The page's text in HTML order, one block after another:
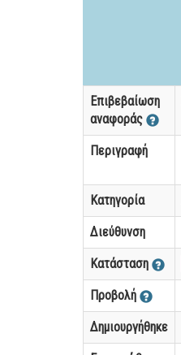
Επιβεβαίωση
αναφοράς
Περιγραφή
Κατηγορία
Διεύθυνση
Κατάσταση
Προβολή
Δημιουργήθηκε